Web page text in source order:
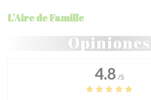
L'Aire de Famille
Opiniones
4.8 /5